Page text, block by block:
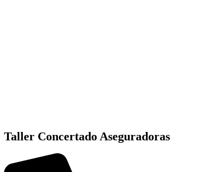
Taller Concertado Aseguradoras